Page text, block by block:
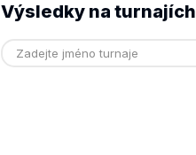
Výsledky na turnajích